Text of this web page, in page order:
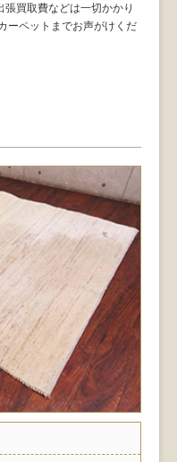
買取費などは一切かかり
ーペットまでお声がけくだ